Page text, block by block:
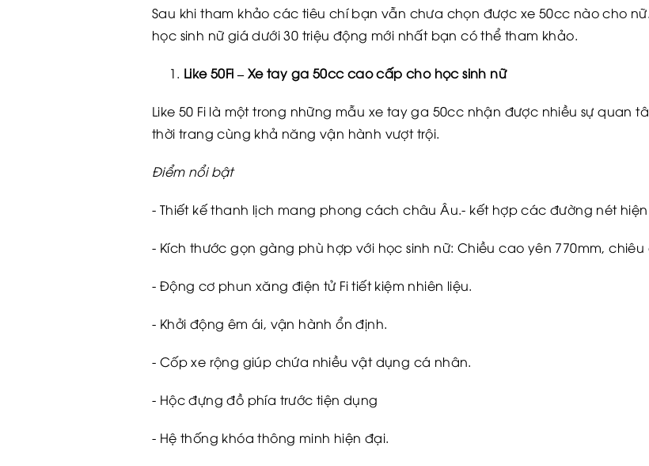
Sau khi tham khảo các tiêu chí bạn vẫn chưa chọn được xe 50cc nào cho
học sinh nữ giá dưới 30 triệu động mới nhất bạn có thể tham khảo.
Like 50Fi – Xe tay ga 50cc cao cấp cho học sinh nữ
Like 50 Fi là một trong những mẫu xe tay ga 50cc nhận được nhiều sự quan
thời trang cùng khả năng vận hành vượt trội.
Điểm nổi bật
- Thiết kế thanh lịch mang phong cách châu Âu.- kết hợp các đường nét
- Kích thước gọn gàng phù hợp với học sinh nữ: Chiều cao yên 770mm,
- Động cơ phun xăng điện tử Fi tiết kiệm nhiên liệu.
- Khởi động êm ái, vận hành ổn định.
- Cốp xe rộng giúp chứa nhiều vật dụng cá nhân.
- Hộc đựng đồ phía trước tiện dụng
- Hệ thống khóa thông minh hiện đại.